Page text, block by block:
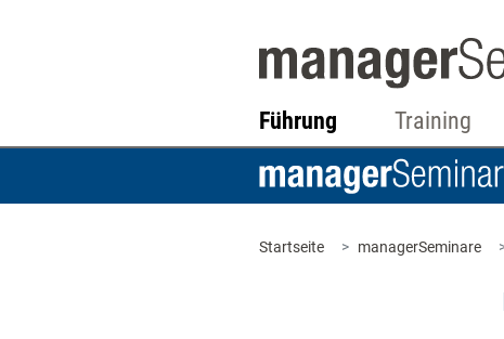
Führung Training
Startseite managerSeminare